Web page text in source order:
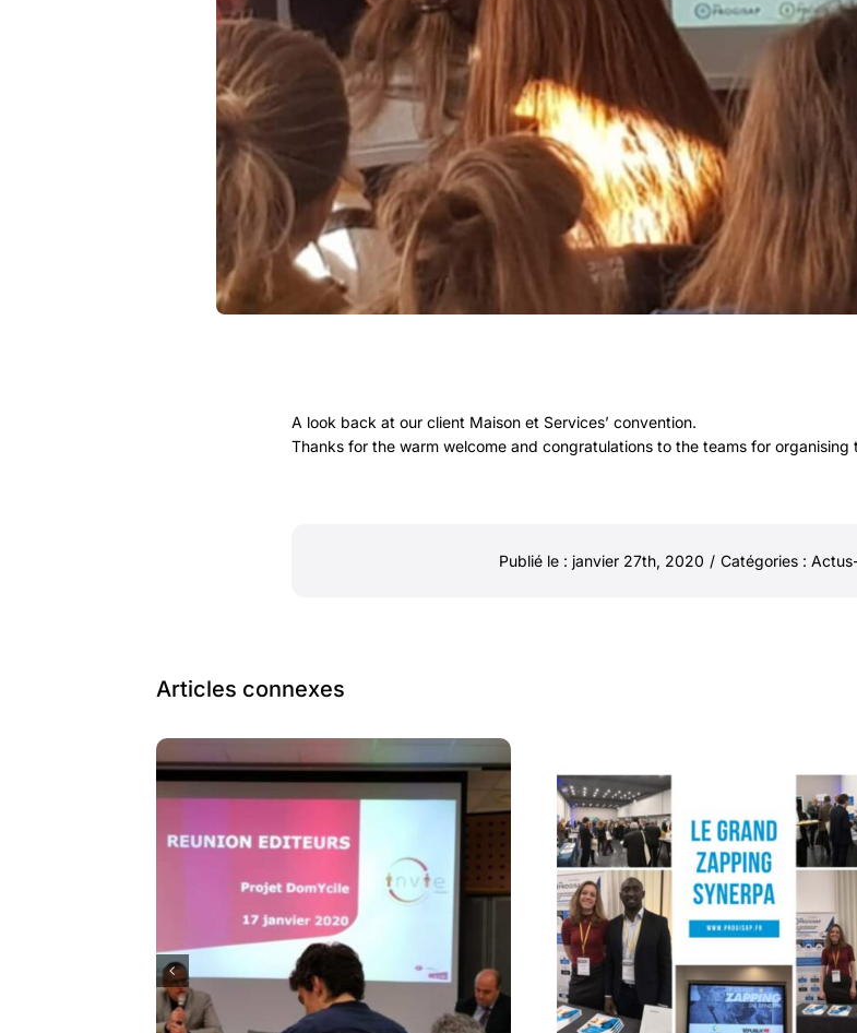
A look back at our client Maison et Services’ convention.
Thanks for the warm welcome and congratulations to the teams for organising
Publié le : janvier 27th, 2020 / Catégories :
Articles connexes